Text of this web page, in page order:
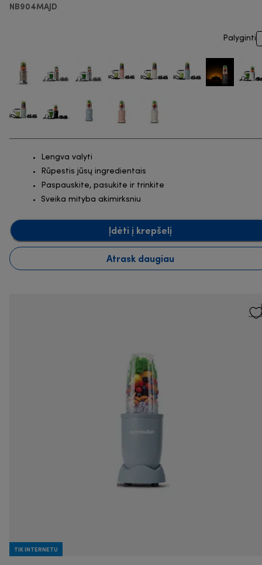
NB904MAJD
Palyginti
Lengva valyti
Rūpestis jūsų ingredientais
Paspauskite, pasukite ir trinkite
Sveika mityba akimirksniu
Įdėti į krepšelį
Atrask daugiau
TIK INTERNETU